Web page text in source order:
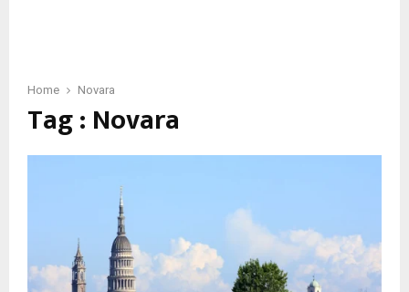
Home Novara
Tag : Novara